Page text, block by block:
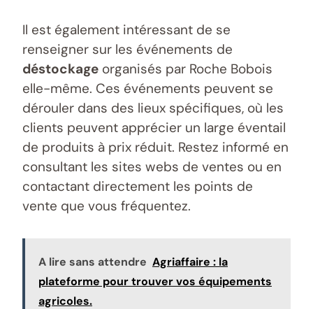
Il est également intéressant de se
renseigner sur les événements de
déstockage organisés par Roche Bobois
elle-même. Ces événements peuvent se
dérouler dans des lieux spécifiques, où les
clients peuvent apprécier un large éventail
de produits à prix réduit. Restez informé en
consultant les sites webs de ventes ou en
contactant directement les points de
vente que vous fréquentez.
A lire sans attendre Agriaffaire : la
plateforme pour trouver vos équipements
agricoles.